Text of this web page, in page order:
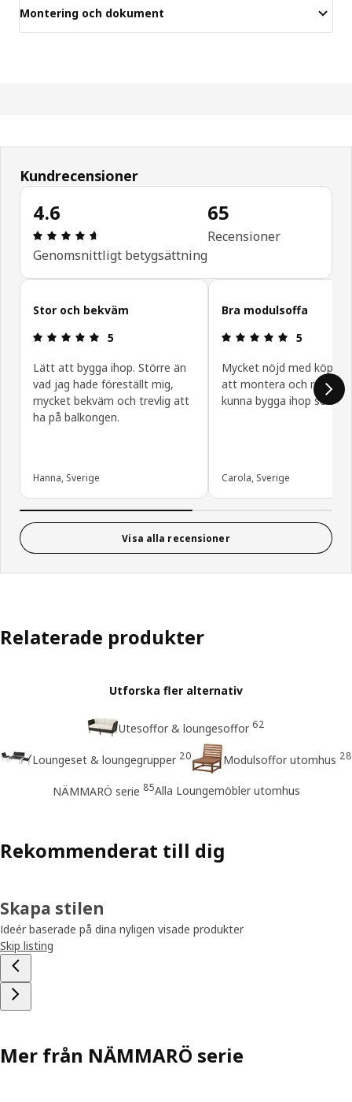
Montering och dokument
Kundrecensioner
4.6
Recension: 4.6 utav 5 stjärnor. Totalt antal
Genomsnittligt betygsättning
65
Recensioner
Hoppa över
Stor och bekväm
Recension: 5 utav 5 stjärnor.
5
Lätt att bygga ihop. Större än
vad jag hade föreställt mig,
mycket bekväm och trevlig att
ha på balkongen.
Hanna, Sverige
Bra modulsoffa
5
Mycket nöjd med köpet!
att montera och roligt
kunna bygga ihop som
Carola, Sverige
Visa alla recensioner
Relaterade produkter
Utforska fler alternativ
Utesoffor & loungesoffor 62
Loungeset & loungegrupper 20 Modulsoffor utomhus 28
NÄMMARÖ serie 85Alla Loungemöbler utomhus
Rekommenderat till dig
Skapa stilen
Ideér baserade på dina nyligen visade produkter
Skip listing
Mer från NÄMMARÖ serie